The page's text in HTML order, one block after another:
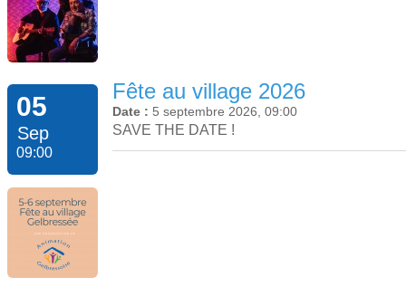
05
Sep
09:00
Fête au village 2026
Date : 5 septembre 2026, 09:00
SAVE THE DATE !